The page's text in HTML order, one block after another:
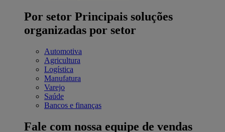
Por setor Principais soluções
organizadas por setor
Automotiva
Agricultura
Logística
Manufatura
Varejo
Saúde
Bancos e finanças
Fale com nossa equipe de vendas